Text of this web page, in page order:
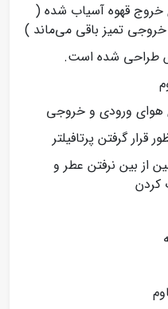
خروج قهوه آسیاب شده (
تمیز باقی می‌ماند )
طراحی شده است.
هوای ورودی و خروجی
قرار گرفتن پرتافیلتر
از بین نرفتن عطر و
کردن